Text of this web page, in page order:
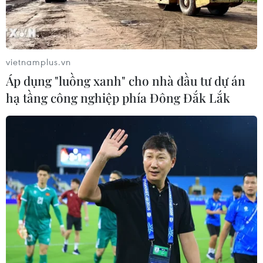
Tổng thống Mỹ Obama mời ông Trump
tới Nhà Trắng vào ngày mai
09/11/2016 12:38
Tổng thống Mỹ Barack Obama đã gọi điện chúc mừng
ông Donald Trump đắc cử Tổng thống Mỹ và mời ông
này tới Nhà Trắng vào ngày mai, 10/11.
vietnamplus.vn
Áp dụng "luồng xanh" cho nhà đầu tư dự án
hạ tầng công nghiệp phía Đông Đắk Lắk